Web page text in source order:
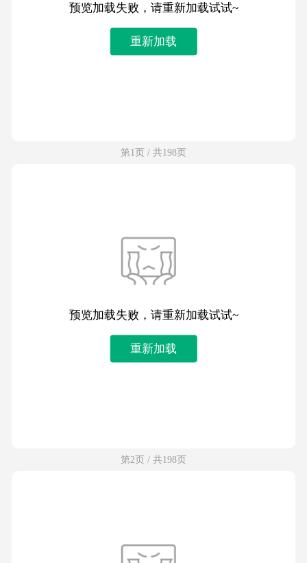
预览加载失败，请重新加载试试~
重新加载
第1页 / 共198页
预览加载失败，请重新加载试试~
重新加载
第2页 / 共198页